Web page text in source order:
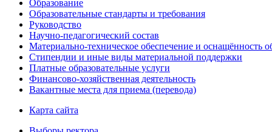
Образование
Образовательные стандарты и требования
Руководство
Научно-педагогический состав
Материально-техническое обеспечение и оснащённость
Стипендии и иные виды материальной поддержки
Платные образовательные услуги
Финансово-хозяйственная деятельность
Вакантные места для приема (перевода)
Карта сайта